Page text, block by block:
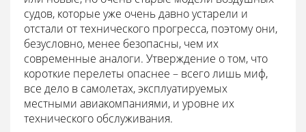
судов, которые уже очень давно устарели и
отстали от технического прогресса, поэтому они,
безусловно, менее безопасны, чем их
современные аналоги. Утверждение о том, что
короткие перелеты опаснее – всего лишь миф,
все дело в самолетах, эксплуатируемых
местными авиакомпаниями, и уровне их
технического обслуживания.